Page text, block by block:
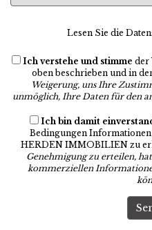
Lesen Sie die
Ich verstehe und stimme der
oben beschrieben und in
Weigerung, uns Ihre
unmöglich, Ihre Daten für den
Ich bin damit
Bedingungen
HERDEN IMMOBILIEN zu
Genehmigung zu erteilen,
kommerziellen